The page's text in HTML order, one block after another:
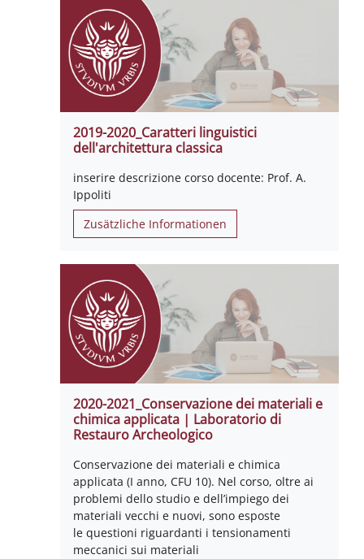
2019-2020_Caratteri linguistici
dell'architettura classica
inserire descrizione corso docente: Prof. A.
Ippoliti
Zusätzliche Informationen
2020-2021_Conservazione dei materiali e
chimica applicata | Laboratorio di
Restauro Archeologico
Conservazione dei materiali e chimica
applicata (I anno, CFU 10). Nel corso, oltre ai
problemi dello studio e dell’impiego dei
materiali vecchi e nuovi, sono esposte
le questioni riguardanti i tensionamenti
meccanici sui materiali